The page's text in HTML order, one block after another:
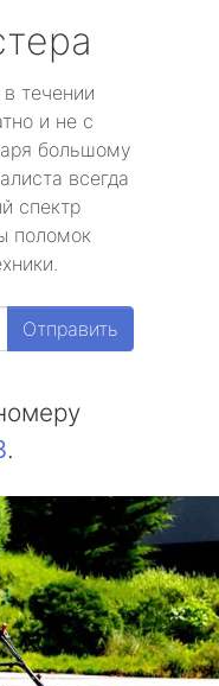
течении
и не с
большому
всегда
спектр
поломок
Отправить
.